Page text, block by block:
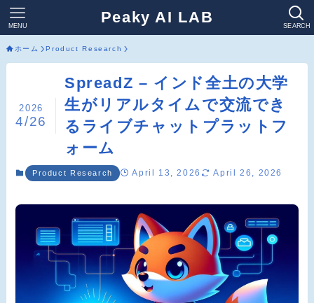
Peaky AI LAB SEARCH
MENU
ホーム Product Research
SpreadZ – インド全土の大学
生がリアルタイムで交流でき
るライブチャットプラットフ
ォーム
2026
4/26
Product Research April 13, 2026 April 26, 2026